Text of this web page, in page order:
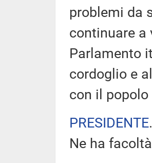
problemi da
continuare a
Parlamento
cordoglio e
con il
PRESIDENTE
Ne ha